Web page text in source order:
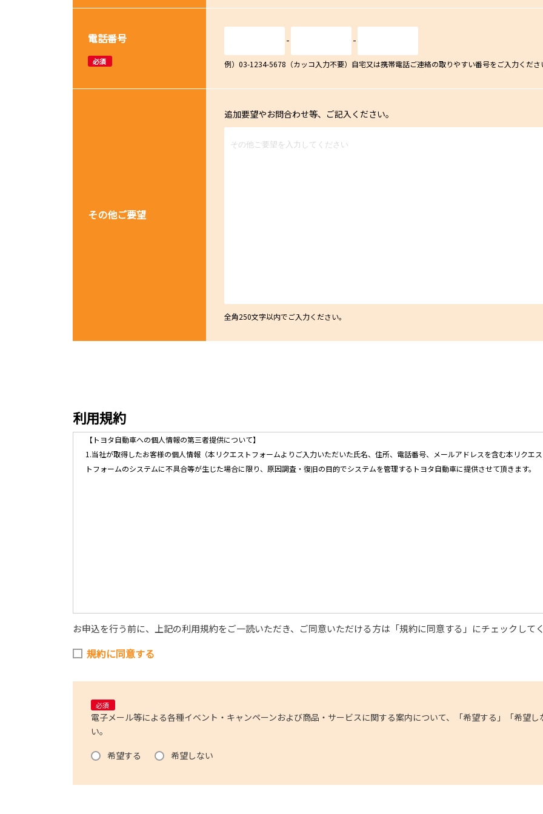
電話番号
必須
- -
例）03-1234-5678（カッコ入力不要）自宅又は携帯電話ご連絡の取りやすい番号をご入力くださ
その他ご要望
追加要望やお問合わせ等、ご記入ください。
全角250文字以内でご入力ください。
利用規約
【トヨタ自動車への個人情報の第三者提供について】
1.当社が取得したお客様の個人情報（本リクエストフォームよりご入力いただいた氏名、住所、電話番号、メールアドレスを含む本リクエ
トフォームのシステムに不具合等が生じた場合に限り、原因調査・復旧の目的でシステムを管理するトヨタ自動車に提供させて頂きます。
お申込を行う前に、上記の利用規約をご一読いただき、ご同意いただける方は「規約に同意する」にチェックして
規約に同意する
必須
電子メール等による各種イベント・キャンペーンおよび商品・サービスに関する案内について、「希望する」「希望
い。
希望する
希望しない